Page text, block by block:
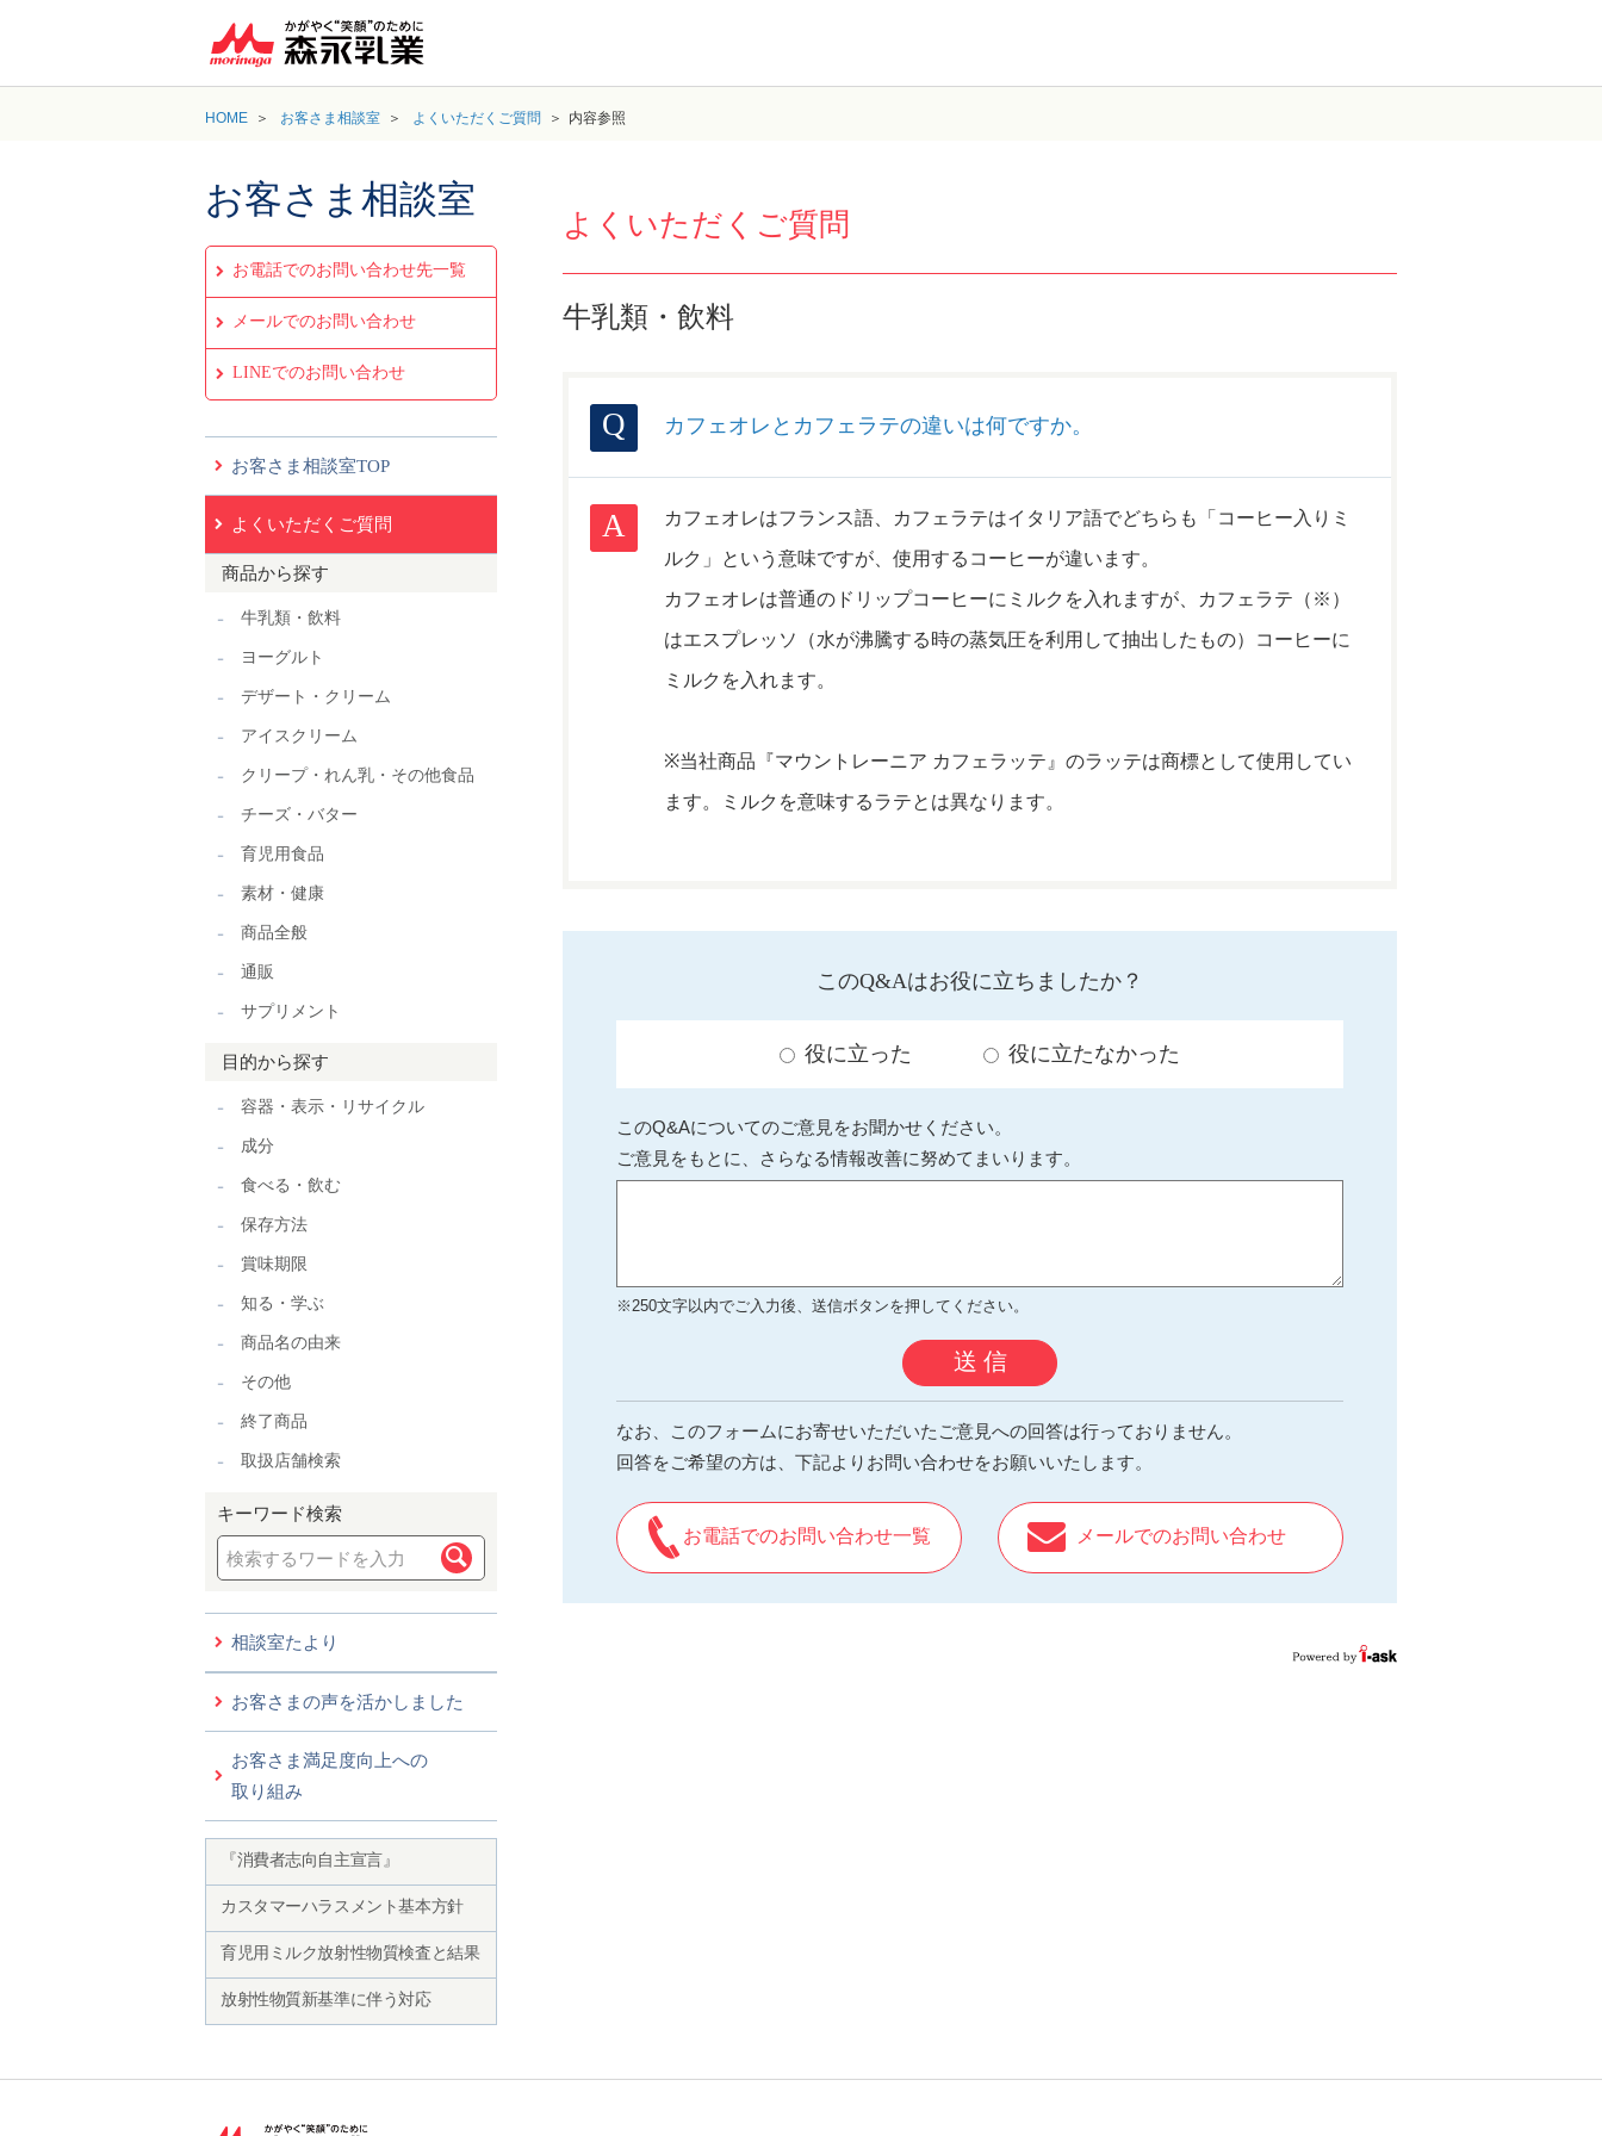
HOME お客さま相談室 よくいただくご質問 内容参照
お客さま相談室
お電話でのお問い合わせ先一覧
メールでのお問い合わせ
LINEでのお問い合わせ
お客さま相談室TOP
よくいただくご質問
商品から探す
牛乳類・飲料
ヨーグルト
デザート・クリーム
アイスクリーム
クリープ・れん乳・その他食品
チーズ・バター
育児用食品
素材・健康
商品全般
通販
サプリメント
目的から探す
容器・表示・リサイクル
成分
食べる・飲む
保存方法
賞味期限
知る・学ぶ
商品名の由来
その他
終了商品
取扱店舗検索
キーワード検索
相談室たより
お客さまの声を活かしました
お客さま満足度向上への
取り組み
『消費者志向自主宣言』
カスタマーハラスメント基本方針
育児用ミルク放射性物質検査と結果
放射性物質新基準に伴う対応
よくいただくご質問
牛乳類・飲料
カフェオレとカフェラテの違いは何ですか。
カフェオレはフランス語、カフェラテはイタリア語でどちらも「コーヒー入りミ
ルク」という意味ですが、使用するコーヒーが違います。
カフェオレは普通のドリップコーヒーにミルクを入れますが、カフェラテ（※）
はエスプレッソ（水が沸騰する時の蒸気圧を利用して抽出したもの）コーヒーに
ミルクを入れます。
※当社商品『マウントレーニア カフェラッテ』のラッテは商標として使用してい
ます。ミルクを意味するラテとは異なります。
このQ&Aはお役に立ちましたか？
役に立った 役に立たなかった
このQ&Aについてのご意見をお聞かせください。
ご意見をもとに、さらなる情報改善に努めてまいります。
※250文字以内でご入力後、送信ボタンを押してください。
送 信
なお、このフォームにお寄せいただいたご意見への回答は行っておりません。
回答をご希望の方は、下記よりお問い合わせをお願いいたします。
お電話でのお問い合わせ一覧 メールでのお問い合わせ